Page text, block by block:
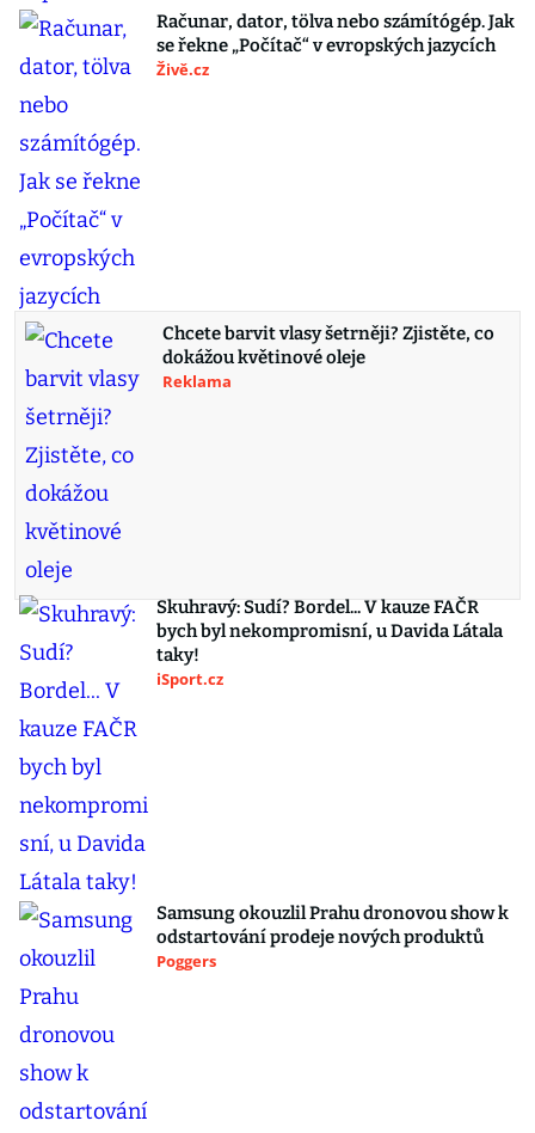
Računar, dator, tölva nebo számítógép. Jak
se řekne „Počítač“ v evropských jazycích
Živě.cz
Chcete barvit vlasy šetrněji? Zjistěte, co
dokážou květinové oleje
Reklama
Skuhravý: Sudí? Bordel... V kauze FAČR
bych byl nekompromisní, u Davida Látala
taky!
iSport.cz
Samsung okouzlil Prahu dronovou show k
odstartování prodeje nových produktů
Poggers